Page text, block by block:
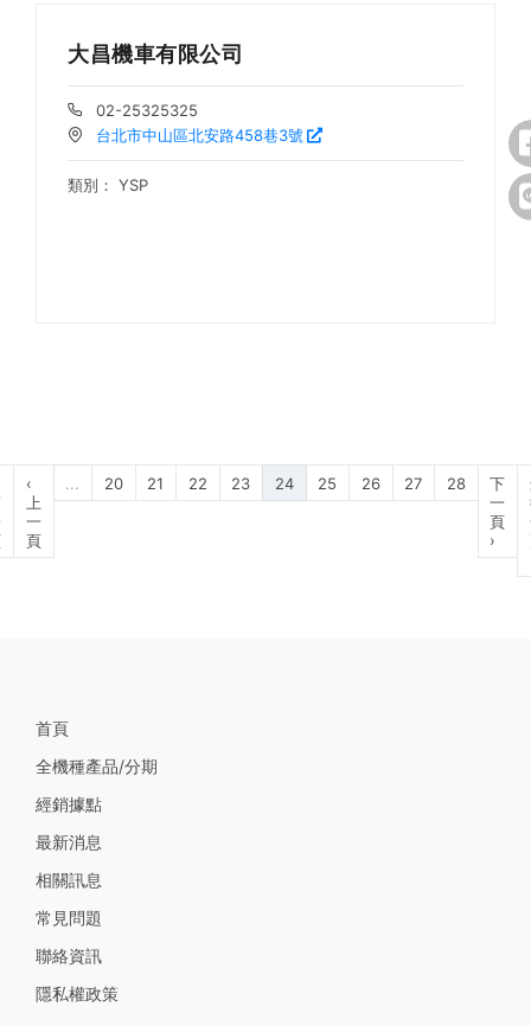
大昌機車有限公司
02-25325325
台北市中山區北安路458巷3號
類別： YSP
‹
上
一
頁
... 20 21 22 23 24 25 26 27 28
下
一
頁
›
首頁
全機種產品/分期
經銷據點
最新消息
相關訊息
常見問題
聯絡資訊
隱私權政策